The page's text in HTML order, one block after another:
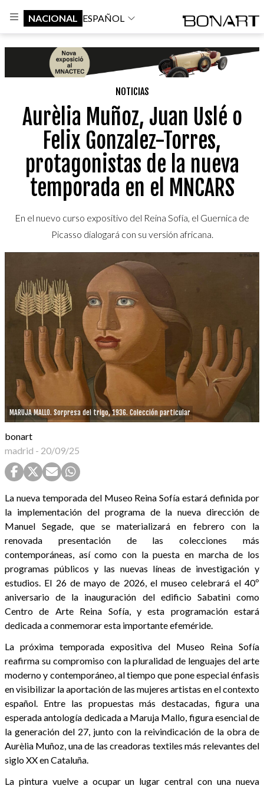
NACIONAL ESPAÑOL
NOTICIAS
Aurèlia Muñoz, Juan Uslé o
Felix Gonzalez-Torres,
protagonistas de la nueva
temporada en el MNCARS
En el nuevo curso expositivo del Reina Sofía, el Guernica de
Picasso dialogará con su versión africana.
MARUJA MALLO. Sorpresa del trigo, 1936. Colección particular
bonart
madrid - 20/09/25
La nueva temporada del Museo Reina Sofía estará definida por
la implementación del programa de la nueva dirección de
Manuel Segade, que se materializará en febrero con la
renovada presentación de las colecciones más
contemporáneas, así como con la puesta en marcha de los
programas públicos y las nuevas líneas de investigación y
estudios. El 26 de mayo de 2026, el museo celebrará el 40º
aniversario de la inauguración del edificio Sabatini como
Centro de Arte Reina Sofía, y esta programación estará
dedicada a conmemorar esta importante efeméride.
La próxima temporada expositiva del Museo Reina Sofía
reafirma su compromiso con la pluralidad de lenguajes del arte
moderno y contemporáneo, al tiempo que pone especial énfasis
en visibilizar la aportación de las mujeres artistas en el contexto
español. Entre las propuestas más destacadas, figura una
esperada antología dedicada a Maruja Mallo, figura esencial de
la generación del 27, junto con la reivindicación de la obra de
Aurèlia Muñoz, una de las creadoras textiles más relevantes del
siglo XX en Cataluña.
La pintura vuelve a ocupar un lugar central con una nueva